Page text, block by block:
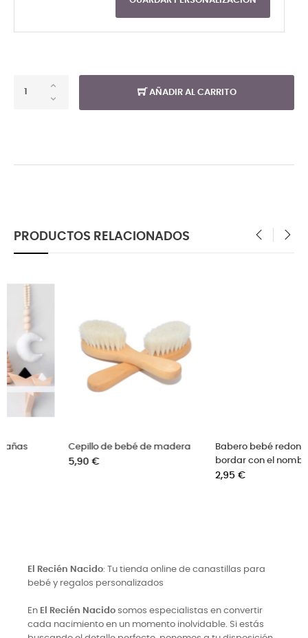
AÑADIR AL CARRITO
PRODUCTOS RELACIONADOS
Babero bebé redondo para
bordar con el nombre
Manta crecimiento
animalitos para hacer
al bebé
El Recién Nacido: Tu tienda online de canastillas para
bebé y regalos personalizados
En El Recién Nacido somos especialistas en convertir
cada nacimiento en un momento inolvidable. Si estás